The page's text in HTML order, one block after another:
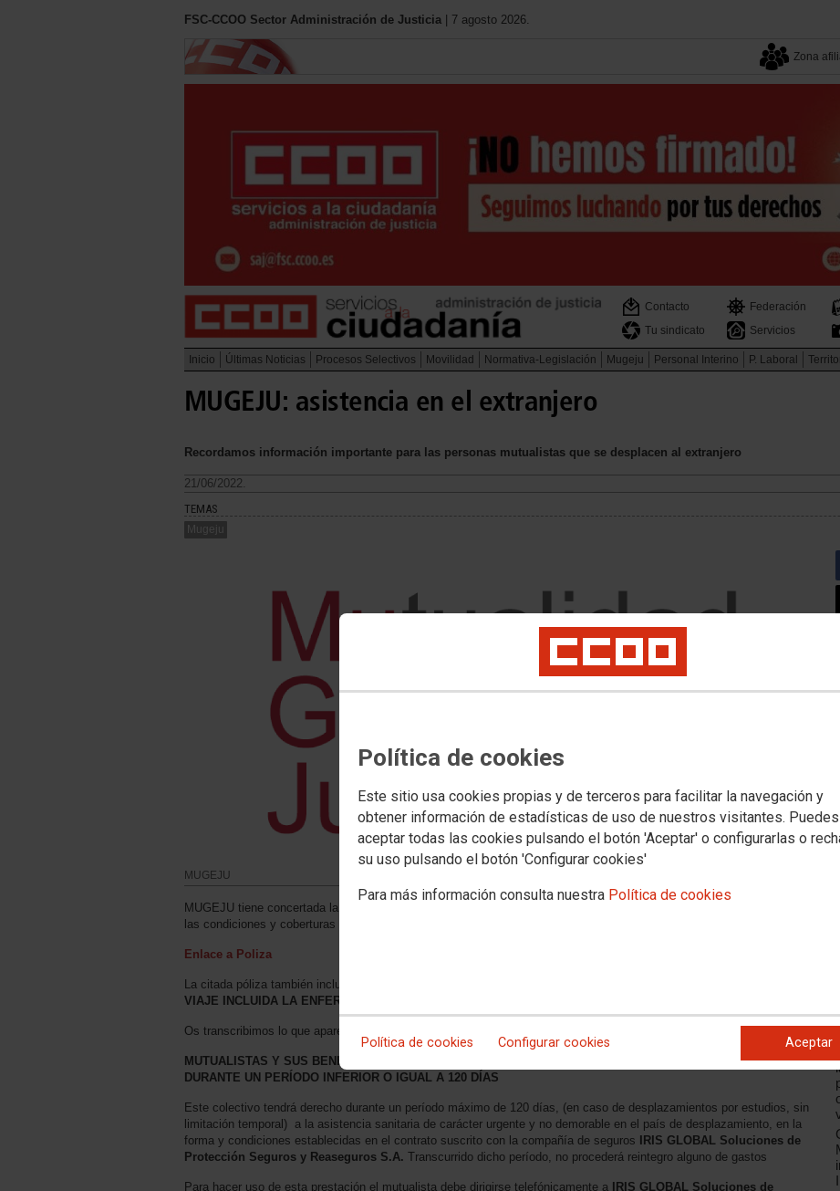
Política de cookies
Este sitio usa cookies propias y de terceros para facilitar la navegación y
obtener información de estadísticas de uso de nuestros visitantes. Puedes
aceptar todas las cookies pulsando el botón 'Aceptar' o configurarlas o
su uso pulsando el botón 'Configurar cookies'
Para más información consulta nuestra Política de cookies
Política de cookies Configurar cookies Aceptar
FSC-CCOO Sector Administración de Justicia | 7 agosto 2026.
Zona
Contacto Federación
Tu sindicato
Servicios
Inicio Últimas Noticias Procesos Selectivos Movilidad Normativa-Legislación Mugeju Personal Interino P. Laboral
MUGEJU: asistencia en el extranjero
Recordamos información importante para las personas mutualistas que se desplacen al extranjero
21/06/2022.
TEMAS
Mugeju
MUGEJU
MUGEJU tiene concertada la
las condiciones y coberturas reflejadas
Enlace a Poliza
La citada póliza también incluye entre sus coberturas del contrato:
VIAJE INCLUIDA LA ENFERMEDAD POR COVID
Os transcribimos lo que aparece en dicha web:
MUTUALISTAS Y SUS BENEFICIARIOS DESPLAZADOS TEMPORALMENTE POR RAZONES NO LABORALES,
DURANTE UN PERÍODO INFERIOR O IGUAL A 120 DÍAS
Este colectivo tendrá derecho durante un período máximo de 120 días, (en caso de desplazamientos por estudios, sin
limitación temporal) a la asistencia sanitaria de carácter urgente y no demorable en el país de desplazamiento, en la
forma y condiciones establecidas en el contrato suscrito con la compañía de seguros
IRIS GLOBAL Soluciones de
Protección Seguros y Reaseguros S.A. Transcurrido dicho período, no procederá reintegro alguno de gastos
Para hacer uso de esta prestación el mutualista debe dirigirse telefónicamente a
IRIS GLOBAL Soluciones de